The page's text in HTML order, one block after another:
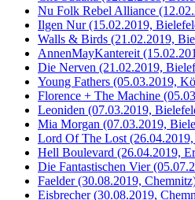
Nu Folk Rebel Alliance
Ilgen Nur (15.02.2019,
Walls & Birds (21.02.2019,
AnnenMayKantereit
Die Nerven (21.02.2019,
Young Fathers (05.03.2019,
Florence + The Machine
Leoniden (07.03.2019,
Mia Morgan (07.03.2019,
Lord Of The Lost
Hell Boulevard (26.04.2019,
Die Fantastischen Vier
Faelder (30.08.2019,
Eisbrecher (30.08.2019,